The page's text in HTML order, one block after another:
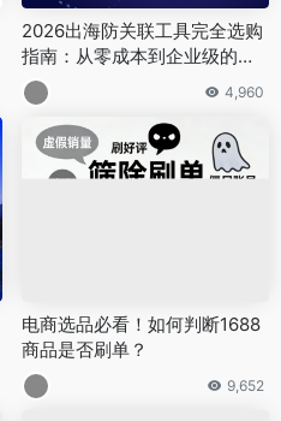
2026出海防关联工具完全选购
指南：从零成本到企业级的完
整评测
4,960
电商选品必看！如何判断1688
商品是否刷单？
9,652